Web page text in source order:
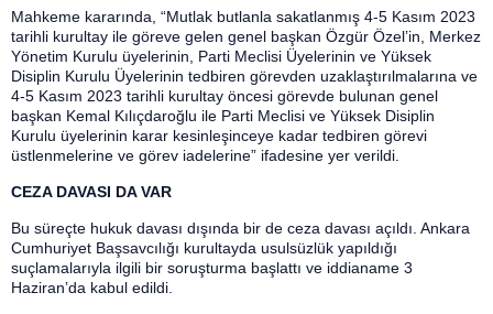
Mahkeme kararında, “Mutlak butlanla sakatlanmış 4-5 Kasım 2023
tarihli kurultay ile göreve gelen genel başkan Özgür Özel’in, Merkez
Yönetim Kurulu üyelerinin, Parti Meclisi Üyelerinin ve Yüksek
Disiplin Kurulu Üyelerinin tedbiren görevden uzaklaştırılmalarına ve
4-5 Kasım 2023 tarihli kurultay öncesi görevde bulunan genel
başkan Kemal Kılıçdaroğlu ile Parti Meclisi ve Yüksek Disiplin
Kurulu üyelerinin karar kesinleşinceye kadar tedbiren görevi
üstlenmelerine ve görev iadelerine” ifadesine yer verildi.
CEZA DAVASI DA VAR
Bu süreçte hukuk davası dışında bir de ceza davası açıldı. Ankara
Cumhuriyet Başsavcılığı kurultayda usulsüzlük yapıldığı
suçlamalarıyla ilgili bir soruşturma başlattı ve iddianame 3
Haziran’da kabul edildi.